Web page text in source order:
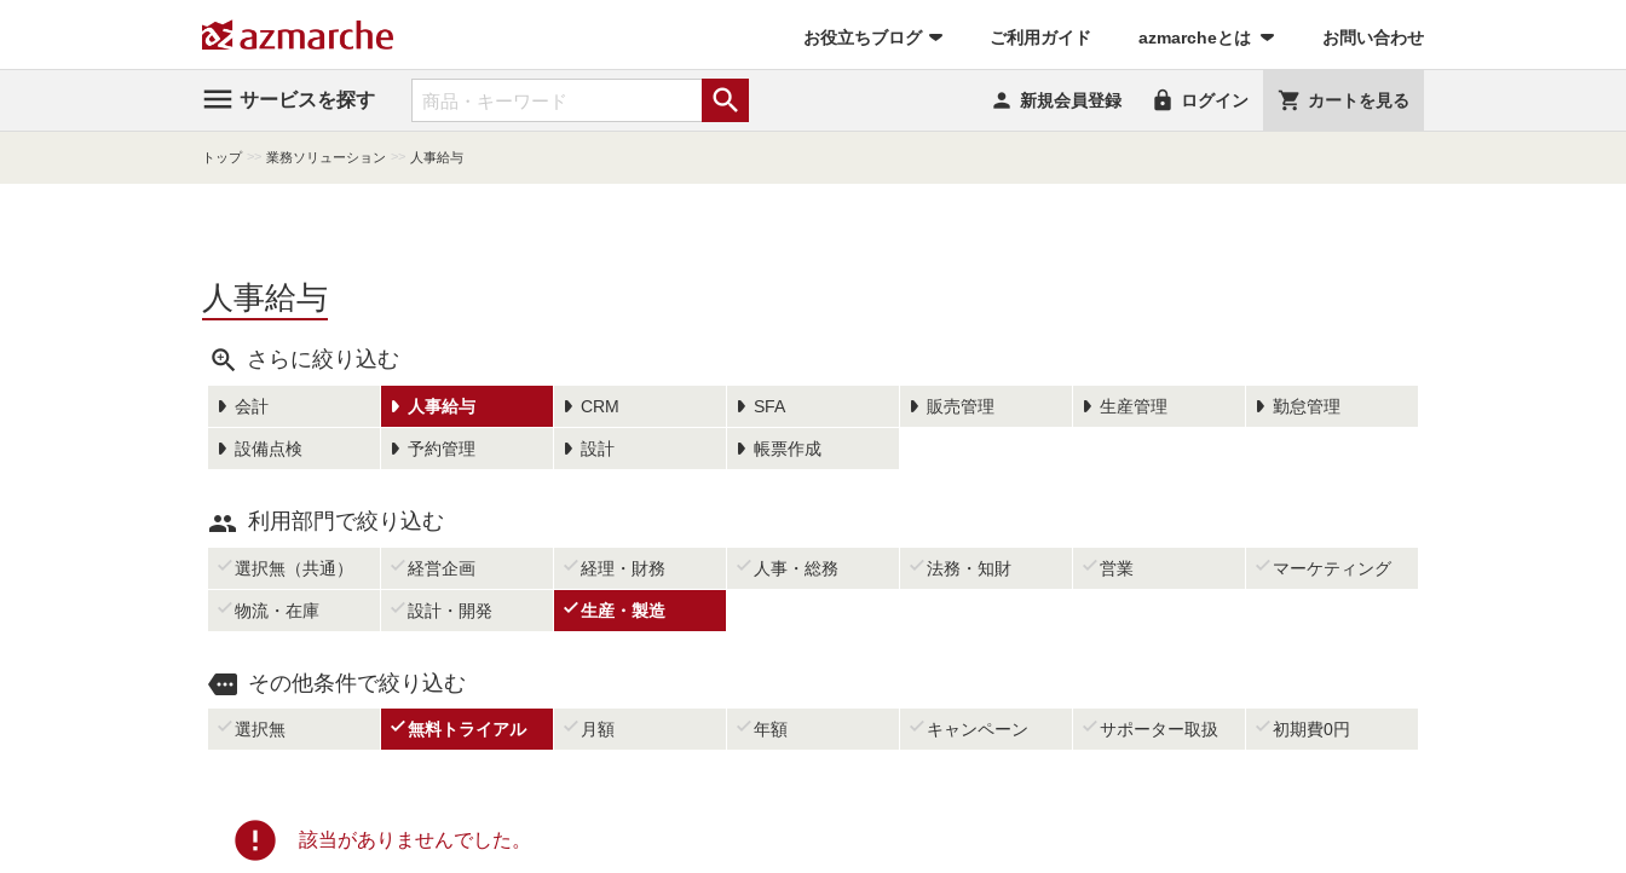
お役立ちブログ ご利用ガイド (current)azmarcheとは お問い合わせ
 サービスを探す   新規会員登録  ログイン  カートを見る
トップ >> 業務ソリューション >> 人事給与
人事給与
 さらに絞り込む
会計 人事給与 CRM SFA 販売管理 生産管理 勤怠管理
設備点検 予約管理 設計 帳票作成
 利用部門で絞り込む
 選択無（共通）  経営企画  経理・財務  人事・総務  法務・知財  営業  マーケティング
 物流・在庫  設計・開発 生産・製造
 その他条件で絞り込む
 選択無 無料トライアル  月額  年額  キャンペーン  サポーター取扱  初期費0円
error 該当がありませんでした。